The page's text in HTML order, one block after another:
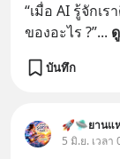
“เมื่อ AI รู้จักเ
ของอะไร ?”...
บันทึก
🚀🛸ยานแ
5 มิ.ย. เวลา